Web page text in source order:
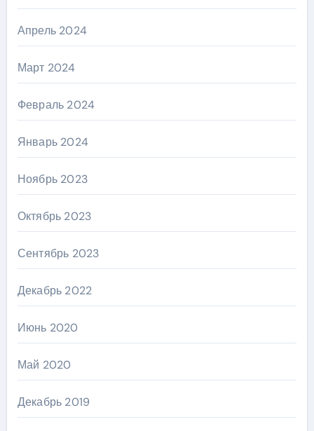
Апрель 2024
Март 2024
Февраль 2024
Январь 2024
Ноябрь 2023
Октябрь 2023
Сентябрь 2023
Декабрь 2022
Июнь 2020
Май 2020
Декабрь 2019